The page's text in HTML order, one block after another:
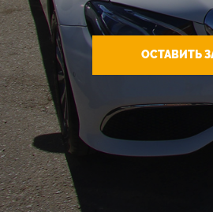
ОСТАВИТЬ